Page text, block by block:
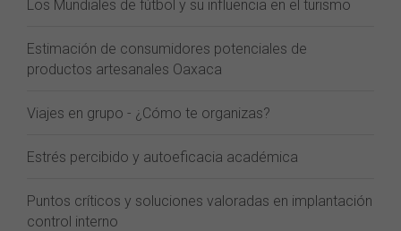
Los Mundiales de fútbol y su influencia en el turismo
Estimación de consumidores potenciales de
productos artesanales Oaxaca
Viajes en grupo - ¿Cómo te organizas?
Estrés percibido y autoeficacia académica
Puntos críticos y soluciones valoradas en implantación
control interno